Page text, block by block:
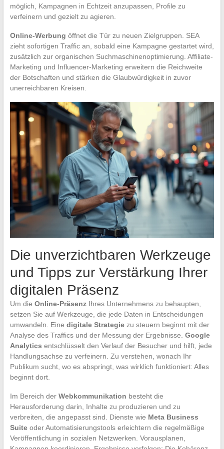
möglich, Kampagnen in Echtzeit anzupassen, Profile zu
verfeinern und gezielt zu agieren.
Online-Werbung öffnet die Tür zu neuen Zielgruppen. SEA
zieht sofortigen Traffic an, sobald eine Kampagne gestartet wird,
zusätzlich zur organischen Suchmaschinenoptimierung. Affiliate-
Marketing und Influencer-Marketing erweitern die Reichweite
der Botschaften und stärken die Glaubwürdigkeit in zuvor
unerreichbaren Kreisen.
Die unverzichtbaren Werkzeuge
und Tipps zur Verstärkung Ihrer
digitalen Präsenz
Um die Online-PräsenzIhres Unternehmens zu behaupten,
setzen Sie auf Werkzeuge, die jede Daten in Entscheidungen
umwandeln. Eine digitale Strategiezu steuern beginnt mit der
Analyse des Traffics und der Messung der Ergebnisse. Google
Analytics entschlüsselt den Verlauf der Besucher und hilft, jede
Handlungsachse zu verfeinern. Zu verstehen, wonach Ihr
Publikum sucht, wo es abspringt, was wirklich funktioniert: Alles
beginnt dort.
Im Bereich der Webkommunikation besteht die
Herausforderung darin, Inhalte zu produzieren und zu
verbreiten, die angepasst sind. Dienste wie Meta Business
Suiteoder Automatisierungstools erleichtern die regelmäßige
Veröffentlichung in sozialen Netzwerken. Vorausplanen,